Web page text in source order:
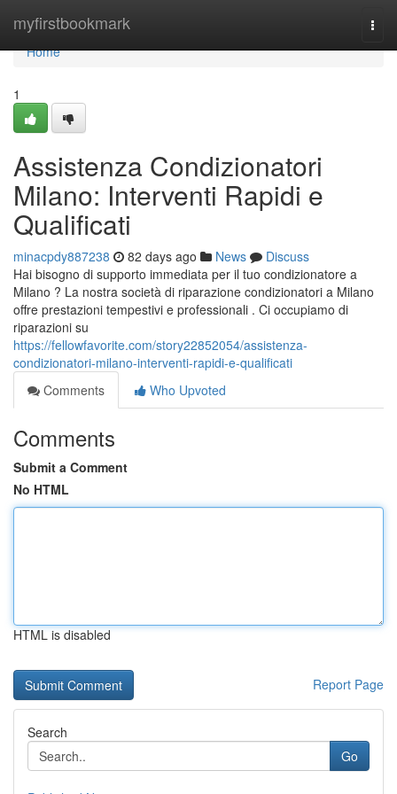
myfirstbookmark
Home
Home
1
Assistenza Condizionatori
Milano: Interventi Rapidi e
Qualificati
minacpdy887238 82 days ago News
Discuss
Hai bisogno di supporto immediata per il tuo condizionatore a
Milano ? La nostra società di riparazione condizionatori a Milano
offre prestazioni tempestivi e professionali . Ci occupiamo di
riparazioni su
https://fellowfavorite.com/story22852054/assistenza-
condizionatori-milano-interventi-rapidi-e-qualificati
Comments
Who Upvoted
Comments
Submit a Comment
No HTML
HTML is disabled
Report Page
Search
Go